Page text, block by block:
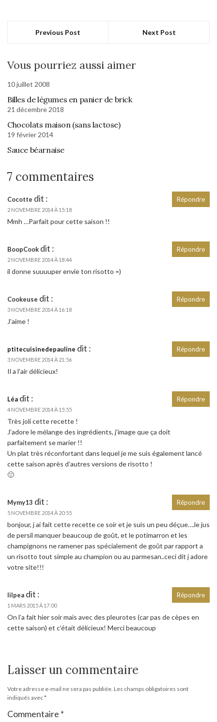
Previous Post Next Post
Vous pourriez aussi aimer
10 juillet 2008
Billes de légumes en panier de brick
21 décembre 2018
Chocolats maison (sans lactose)
19 février 2014
Sauce béarnaise
7 commentaires
Cocotte dit :
2 NOVEMBRE 2014 À 15:18
Mmh …Parfait pour cette saison !!
Répondre
BoopCook dit :
2 NOVEMBRE 2014 À 18:44
il donne suuuuper envie ton risotto =)
Répondre
Cookeuse dit :
3 NOVEMBRE 2014 À 16:18
J’aime !
Répondre
ptitecuisinedepauline dit :
3 NOVEMBRE 2014 À 21:56
Il a l’air délicieux!
Répondre
Léa dit :
4 NOVEMBRE 2014 À 15:55
Très joli cette recette !
J’adore le mélange des ingrédients, j’image que ça doit
parfaitement se marier !!
Un plat très réconfortant dans lequel je me suis également lancé
cette saison après d’autres versions de risotto !
🙂
Répondre
Mymy13 dit :
5 NOVEMBRE 2014 À 20:55
bonjour, j ai fait cette recette ce soir et je suis un peu déçue….le jus
de persil manquer beaucoup de goût, et le potimarron et les
champignons ne ramener pas spécialement de goût par rapport a
un risotto tout simple au champion ou au parmesan..ceci dit j adore
votre site!!!
Répondre
lilpea dit :
1 MARS 2015 À 17:00
On l’a fait hier soir mais avec des pleurotes (car pas de cèpes en
cette saison) et c’était délicieux! Merci beaucoup
Répondre
Laisser un commentaire
Votre adresse e-mail ne sera pas publiée. Les champs obligatoires sont
indiqués avec*
Commentaire *